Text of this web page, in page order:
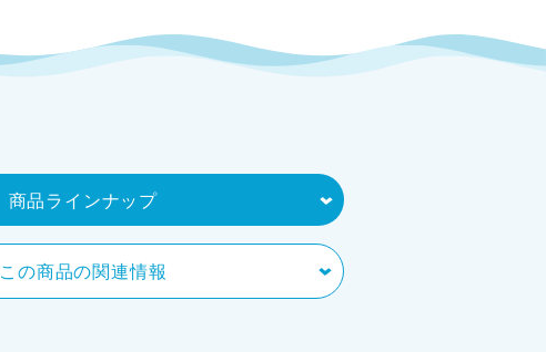
商品ラインナップ
この商品の関連情報